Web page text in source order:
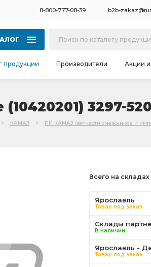
8-800-777-08-39 b2b-
продукции Производители Акции
3297-
КАМАЗ ПИ КАМАЗ (запчасти смежников и
Всего на
Ярославль
Товар под заказ
Склады
В наличии
Ярославль -
Товар под заказ